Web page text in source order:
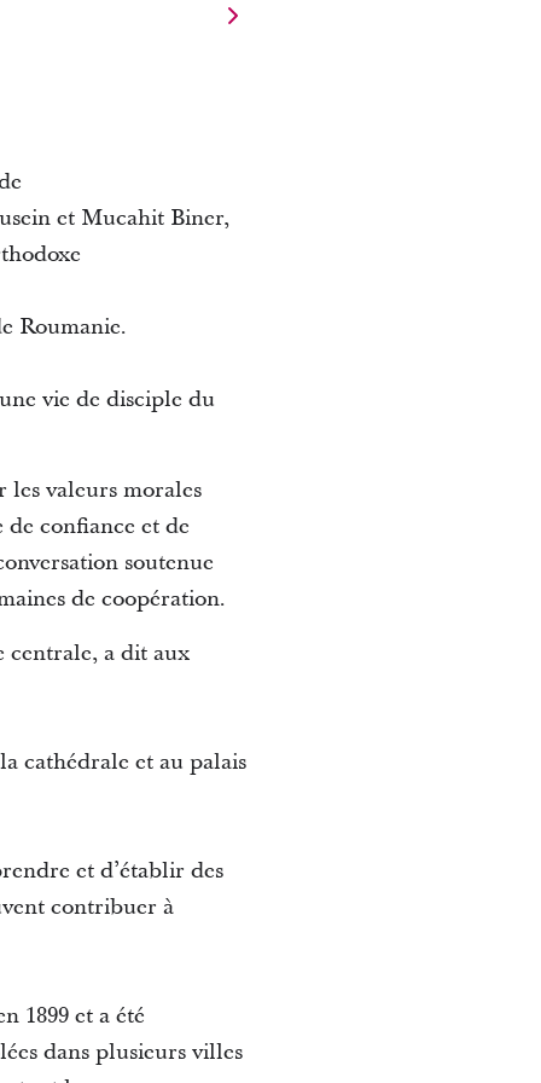
et Mucahit Biner,
Roumanie.
vie de disciple du
valeurs morales
confiance et de
soutenue
de coopération.
centrale, a dit aux
cathédrale et au palais
et d’établir des
contribuer à
1899 et a été
dans plusieurs villes